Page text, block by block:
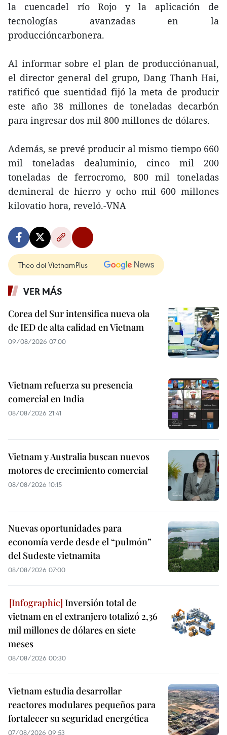
la cuencadel río Rojo y la aplicación de
tecnologías avanzadas en la
produccióncarbonera.
Al informar sobre el plan de producciónanual,
el director general del grupo, Dang Thanh Hai,
ratificó que suentidad fijó la meta de producir
este año 38 millones de toneladas decarbón
para ingresar dos mil 800 millones de dólares.
Además, se prevé producir al mismo tiempo 660
mil toneladas dealuminio, cinco mil 200
toneladas de ferrocromo, 800 mil toneladas
demineral de hierro y ocho mil 600 millones
kilovatio hora, reveló.-VNA
Theo dõi VietnamPlus
VER MÁS
Corea del Sur intensifica nueva ola
de IED de alta calidad en Vietnam
09/08/2026 07:00
Vietnam refuerza su presencia
comercial en India
08/08/2026 21:41
Vietnam y Australia buscan nuevos
motores de crecimiento comercial
08/08/2026 10:15
Nuevas oportunidades para
economía verde desde el “pulmón”
del Sudeste vietnamita
08/08/2026 07:00
Inversión total de
vietnam en el extranjero totalizó 2,36
mil millones de dólares en siete
meses
08/08/2026 00:30
Vietnam estudia desarrollar
reactores modulares pequeños para
fortalecer su seguridad energética
07/08/2026 09:53